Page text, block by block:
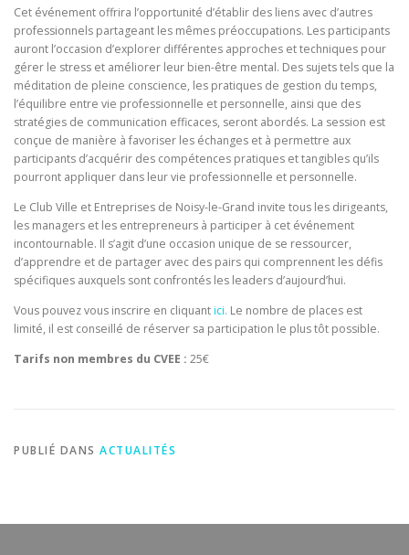
Cet événement offrira l’opportunité d’établir des liens avec d’autres
professionnels partageant les mêmes préoccupations. Les participants
auront l’occasion d’explorer différentes approches et techniques pour
gérer le stress et améliorer leur bien-être mental. Des sujets tels que la
méditation de pleine conscience, les pratiques de gestion du temps,
l’équilibre entre vie professionnelle et personnelle, ainsi que des
stratégies de communication efficaces, seront abordés. La session est
conçue de manière à favoriser les échanges et à permettre aux
participants d’acquérir des compétences pratiques et tangibles qu’ils
pourront appliquer dans leur vie professionnelle et personnelle.
Le Club Ville et Entreprises de Noisy-le-Grand invite tous les dirigeants,
les managers et les entrepreneurs à participer à cet événement
incontournable. Il s’agit d’une occasion unique de se ressourcer,
d’apprendre et de partager avec des pairs qui comprennent les défis
spécifiques auxquels sont confrontés les leaders d’aujourd’hui.
Vous pouvez vous inscrire en cliquantici. Le nombre de places est
limité, il est conseillé de réserver sa participation le plus tôt possible.
Tarifs non membres du CVEE : 25€
PUBLIÉ DANS ACTUALITÉS